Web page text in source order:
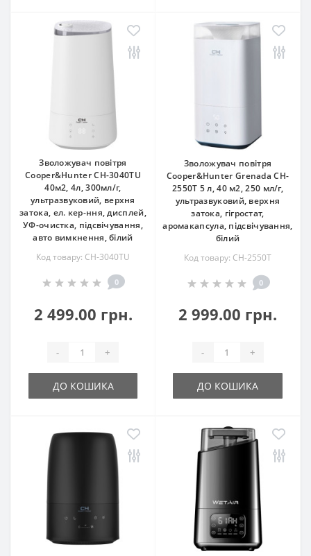
Зволожувач повітря
Cooper&Hunter CH-3040TU
40м2, 4л, 300мл/г,
ультразвуковий, верхня
затока, ел. кер-ння, дисплей,
УФ-очистка, підсвічування,
авто вимкнення, білий
Код товару: CH-3040TU
0
2 499.00 грн.
- +
ДО КОШИКА
Зволожувач повітря
Cooper&Hunter Grenada СH-
2550T 5 л, 40 м2, 250 мл/г,
ультразвуковий, верхня
затока, гігростат,
аромакапсула, підсвічування,
білий
Код товару: CH-2550T
0
2 999.00 грн.
- +
ДО КОШИКА